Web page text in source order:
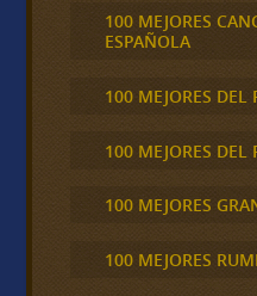
100 MEJORES
ESPAÑOLA
100 MEJORES DEL
100 MEJORES DEL
100 MEJORES
100 MEJORES